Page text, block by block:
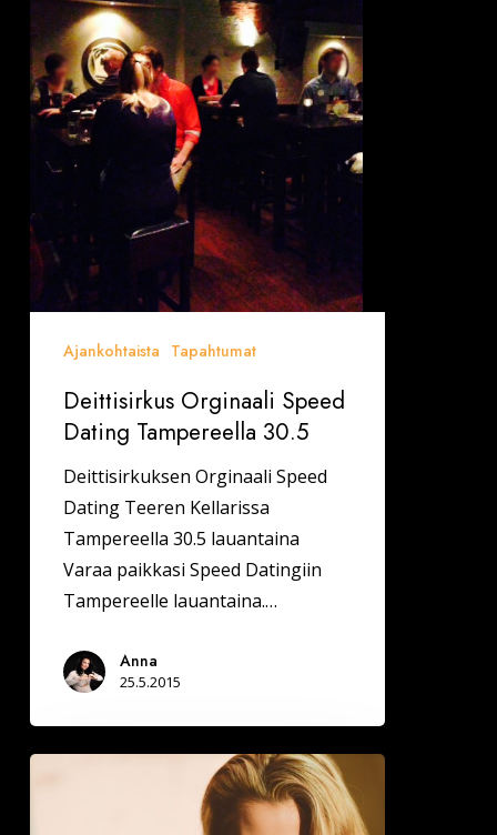
Tampereella
30.5
Ajankohtaista Tapahtumat
Deittisirkus Orginaali Speed
Dating Tampereella 30.5
Deittisirkuksen Orginaali Speed
Dating Teeren Kellarissa
Tampereella 30.5 lauantaina
Varaa paikkasi Speed Datingiin
Tampereelle lauantaina.…
Anna
25.5.2015